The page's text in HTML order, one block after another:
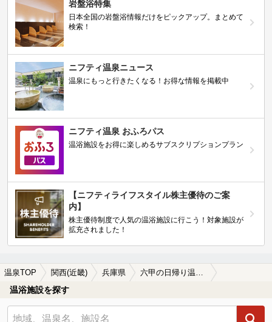
岩盤浴特集
日本全国の岩盤浴情報だけをピックアップ。まとめて
検索！
ニフティ温泉ニュース
温泉にもっと行きたくなる！お得な情報を掲載中
ニフティ温泉 おふろパス
温浴施設をお得に楽しめるサブスクリプションプラン
【ニフティライフスタイル株主優待のご案
内】
株主優待制度で人気の温浴施設に行こう！対象施設が
拡充されました！
温泉TOP 関西(近畿) 兵庫県 六甲の日帰り温泉、スーパー銭湯おすすめ
温浴施設を探す